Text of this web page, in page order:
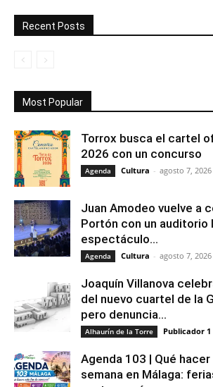
Recent Posts
Most Popular
Torrox busca el cartel
2026 con un concurso
Agenda Cultura - agosto 7, 2026
Juan Amodeo vuelve a
Portón con un auditorio
espectáculo...
Agenda Cultura - agosto 7, 2026
Joaquín Villanova
del nuevo cuartel de la
pero denuncia...
Alhaurín de la Torre Publicador 1
Agenda 103 | Qué
semana en Málaga: